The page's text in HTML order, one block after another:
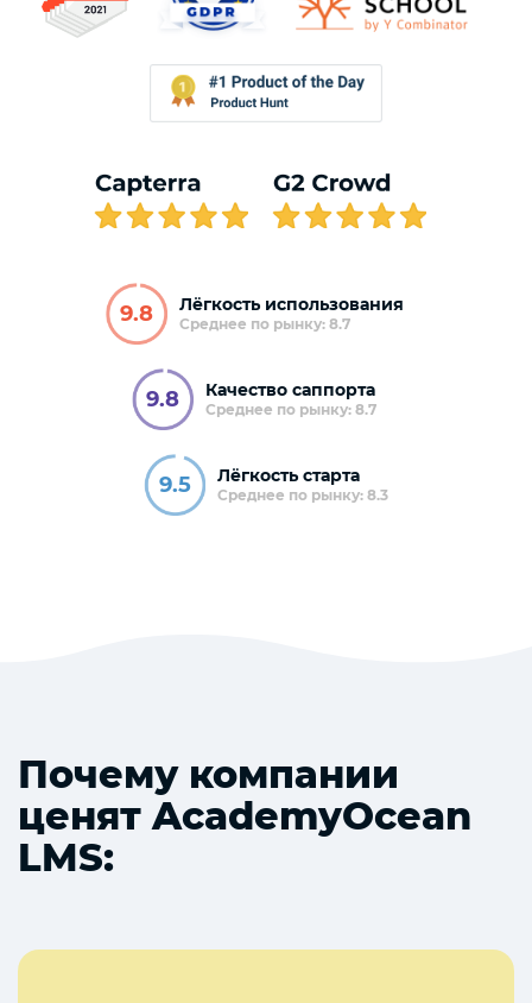
9.8 Лёгкость использования
Среднее по рынку: 8.7
9.8 Качество саппорта
Среднее по рынку: 8.7
9.5 Лёгкость старта
Среднее по рынку: 8.3
Почему компании
ценят AcademyOcean
LMS: